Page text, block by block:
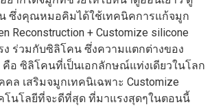
ซึ่งคุณหมอคิมได้ใช้เทคนิคการแก้จมูก
Reconstruction + Customize silicone
ง ร่วมกับซิลิโคน ซึ่งความแตกต่างของ
ซิลิโคนที่เป็นเอกลักษณ์แท่งเดียวในโลก
ล เสริมจมูกเทคนิเฉพาะ Customize
โนโลยีที่จะดีที่สุด ที่มาแรงสุดๆในตอนนี้